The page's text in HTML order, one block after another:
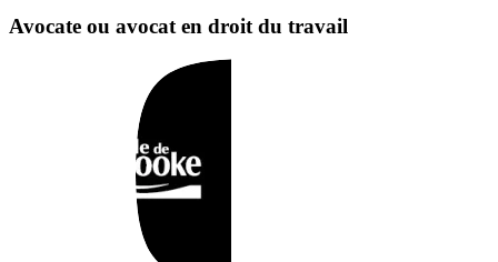
Avocate ou avocat en droit du travail